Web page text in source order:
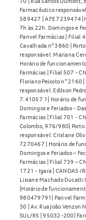
Farmacêutico
589427 | AFE 7239474
7h às 22h. Domingos e
Panvel Farmácias | Filial
Cavalhada n° 3860 |
responsável: Mariana
Horário de
Farmácias | Filial 507 -
Floriano Peixoto n° 2160
responsável: Edilson
7.41057.1| Horário de
Domingos e Feriados -
Farmácias | Filial 701 -
Colombo, 976/980|
responsável: Crislane
7270467 | Horário de
Domingos e Feriados –
Farmácias | Filial 739 –
1721 - Igara | CANOAS /
Lisiane Machado Ducatti
|Horário de
980479791| Panvel
30 | Av. Rua João Venzon
SUL/RS | 95032-200|